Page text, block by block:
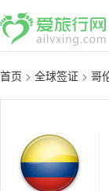
首页 > 全球签证 > 哥